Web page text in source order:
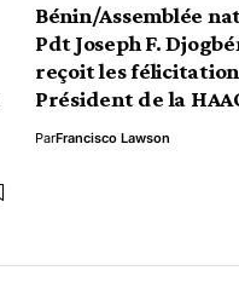
Bénin/Assemblée
Pdt Joseph F.
reçoit les
Président de la
ParFrancisco Lawson